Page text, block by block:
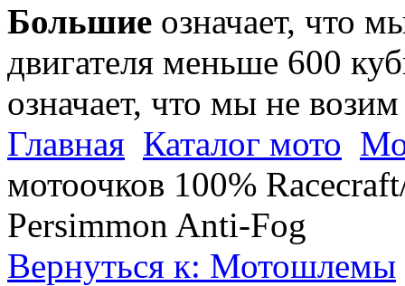
Большие означает, что
двигателя меньше 600
означает, что мы не
Главная Каталог мото
мотоочков 100%
Persimmon Anti-Fog
Вернуться к: Мотошлемы